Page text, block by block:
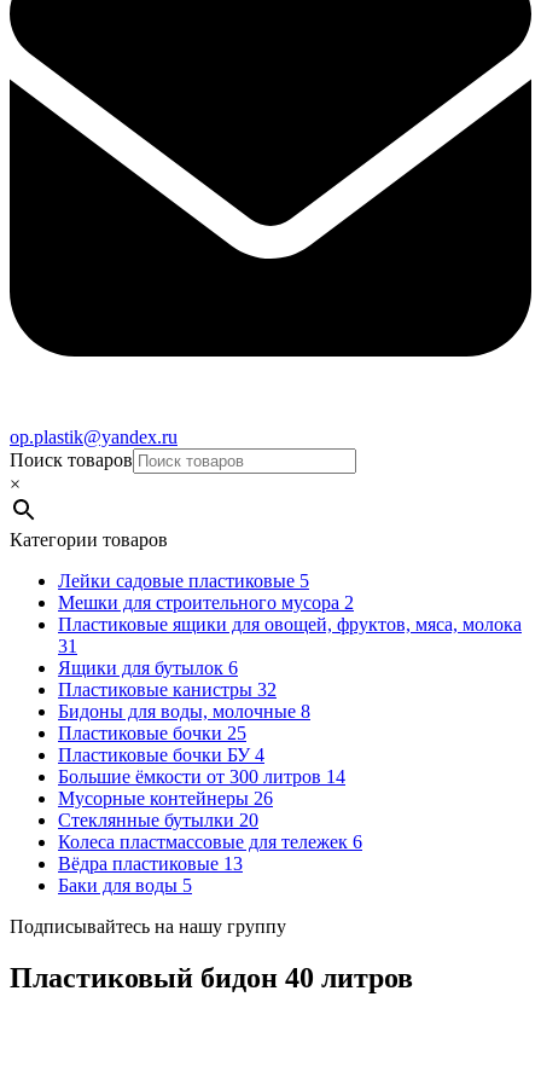
op.plastik@yandex.ru
Поиск товаров
×
Категории товаров
Лейки садовые пластиковые 5
Мешки для строительного мусора 2
Пластиковые ящики для овощей, фруктов, мяса, молока
31
Ящики для бутылок 6
Пластиковые канистры 32
Бидоны для воды, молочные 8
Пластиковые бочки 25
Пластиковые бочки БУ4
Большие ёмкости от 300 литров 14
Мусорные контейнеры 26
Стеклянные бутылки 20
Колеса пластмассовые для тележек 6
Вёдра пластиковые 13
Баки для воды 5
Подписывайтесь на нашу группу
Пластиковый бидон 40 литров